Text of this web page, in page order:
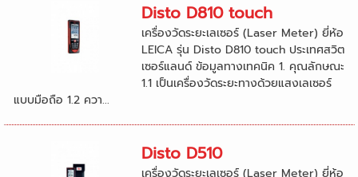
Disto D810 touch
เครื่องวัดระยะเลเซอร์ (Laser Meter) ยี่ห้อ
LEICA รุ่น Disto D810 touch ประเทศสวิต
เซอร์แลนด์ ข้อมูลทางเทคนิค 1. คุณลักษณะ
1.1 เป็นเครื่องวัดระยะทางด้วยแสงเลเซอร์
แบบมือถือ 1.2 ควา...
Disto D510
เครื่องวัดระยะเลเซอร์ (Laser Meter) ยี่ห้อ